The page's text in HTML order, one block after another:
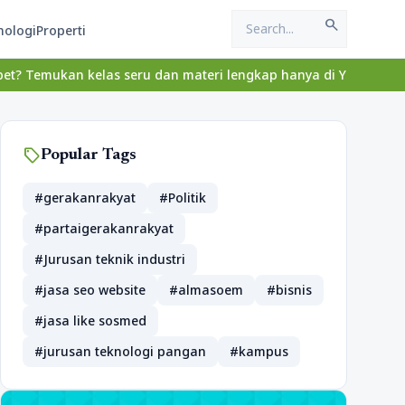
Properti search
seru dan materi lengkap hanya di YukBelajar.com.
sellPopular Tags
#gerakanrakyat
#Politik
#partaigerakanrakyat
#Jurusan teknik industri
#jasa seo website
#almasoem
#bisnis
#jasa like sosmed
#jurusan teknologi pangan
#kampus